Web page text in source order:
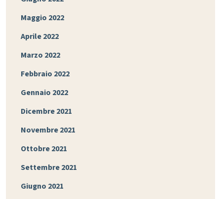
Maggio 2022
Aprile 2022
Marzo 2022
Febbraio 2022
Gennaio 2022
Dicembre 2021
Novembre 2021
Ottobre 2021
Settembre 2021
Giugno 2021